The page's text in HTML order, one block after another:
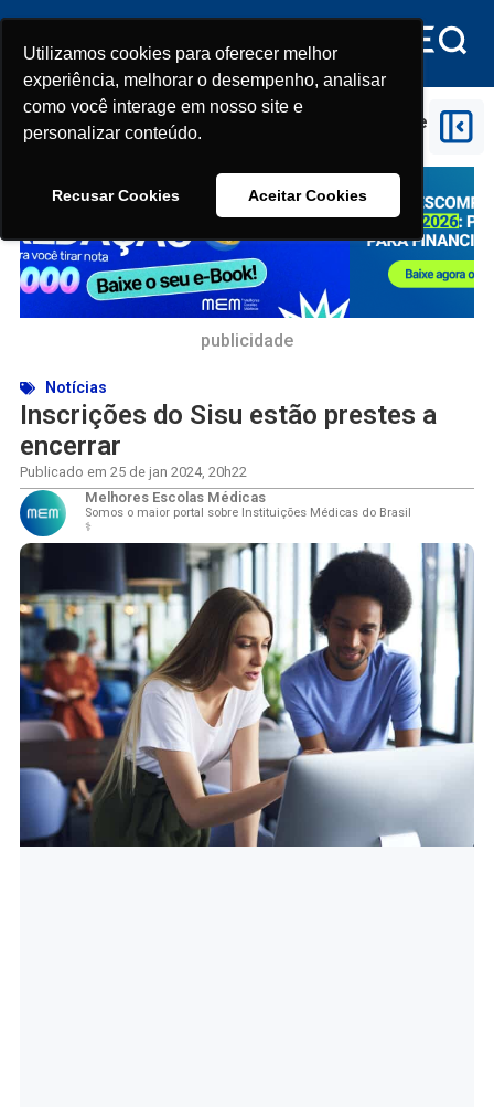
Utilizamos cookies para oferecer melhor
experiência, melhorar o desempenho, analisar
como você interage em nosso site e
personalizar conteúdo.
Recusar Cookies Aceitar Cookies
Utilizamos cookies para oferecer melhor
experiência, melhorar o desempenho, analisar
como você interage em nosso site e
personalizar conteúdo.
Recusar Cookies Aceitar Cookies
Notícias >Inscrições do Sisu estão prestes a
publicidade
Notícias
Inscrições do Sisu estão prestes a
encerrar
Publicado em 25 de jan 2024, 20h22
Melhores Escolas Médicas
Somos o maior portal sobre Instituições Médicas do Brasil
⚕️